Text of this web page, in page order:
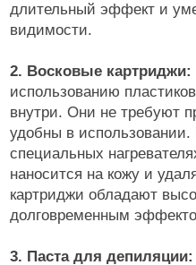
длительный эффект и
видимости.
2. Восковые картриджи:
использованию
внутри. Они не требуют
удобны в
специальных
наносится на кожу и
картриджи обладают
долговременным
3. Паста для депиляции: